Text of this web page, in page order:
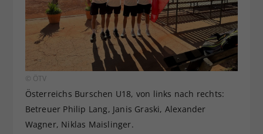
© ÖTV
Österreichs Burschen U18, von links nach rechts:
Betreuer Philip Lang, Janis Graski, Alexander
Wagner, Niklas Maislinger.